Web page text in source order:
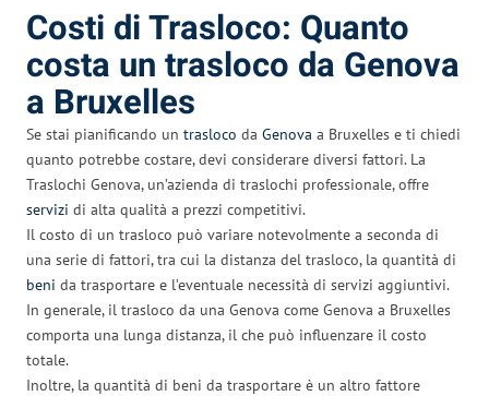
Costi di Trasloco: Quanto
costa un trasloco da Genova
a Bruxelles
Se stai pianificando un trasloco da Genova a Bruxelles e ti chiedi
quanto potrebbe costare, devi considerare diversi fattori. La
Traslochi Genova, un’azienda di traslochi professionale, offre
servizi di alta qualità a prezzi competitivi.
Il costo di un trasloco può variare notevolmente a seconda di
una serie di fattori, tra cui la distanza del trasloco, la quantità di
beni da trasportare e l’eventuale necessità di servizi aggiuntivi.
In generale, il trasloco da una Genova come Genova a Bruxelles
comporta una lunga distanza, il che può influenzare il costo
totale.
Inoltre, la quantità di beni da trasportare è un altro fattore